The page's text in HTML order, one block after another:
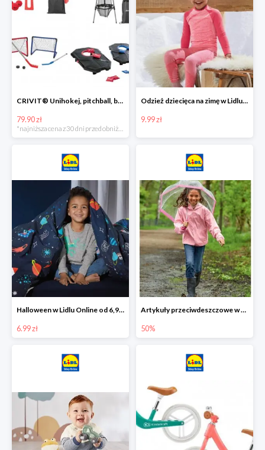
CRIVIT® Unihokej, pitchball, bean bag lub disc golf
79.90 zł
Odzież dziecięca na zimę w Lidlu Online od 9,99 zł
9.99 zł
Halloween w Lidlu Online od 6,99 zł
6.99 zł
Artykuły przeciwdeszczowe w Lodilu Online do -50%
50%